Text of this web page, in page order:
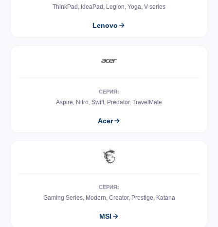
ThinkPad, IdeaPad, Legion, Yoga, V-series
Lenovo
СЕРИЯ:
Aspire, Nitro, Swift, Predator, TravelMate
Acer
СЕРИЯ:
Gaming Series, Modern, Creator, Prestige, Katana
MSI